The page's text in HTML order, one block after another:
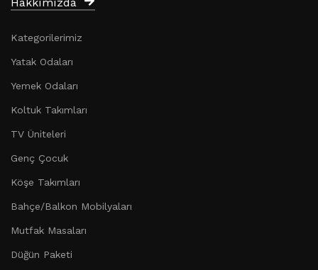
Hakkımızda
Kategorilerimiz
Yatak Odaları
Yemek Odaları
Koltuk Takımları
TV Üniteleri
Genç Çocuk
Köşe Takımları
Bahçe/Balkon Mobilyaları
Mutfak Masaları
Düğün Paketi